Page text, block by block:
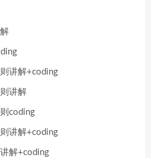
讲解+coding
讲解
coding
讲解+coding
解+coding